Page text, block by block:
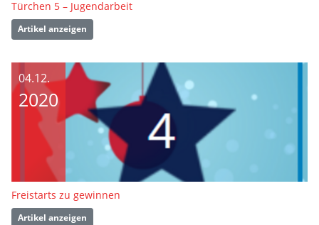
Türchen 5 – Jugendarbeit
Artikel anzeigen
04.12.
2020
Freistarts zu gewinnen
Artikel anzeigen